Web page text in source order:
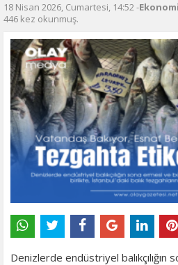
18 Nisan 2026, Cumartesi, 14:52 -Ekonomi
446 kez okunmuş.
Denizlerde endüstriyel balıkçılığın